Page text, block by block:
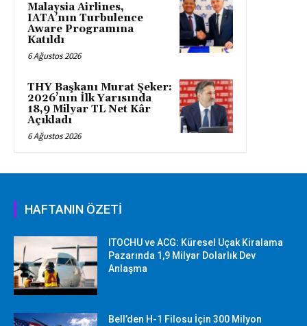
Malaysia Airlines,
IATA’nın Turbulence
Aware Programına
Katıldı
6 Ağustos 2026
THY Başkanı Murat Şeker:
2026’nın İlk Yarısında
18,9 Milyar TL Net Kâr
Açıkladı
6 Ağustos 2026
HAFTANIN ÖZETİ
ITOCHU ve ACG: Küresel Uçak Kiralama
Pazarında 1,9 Milyar Dolarlık Dev
Anlaşma
Bell’den H-1 Filosu İçin 300 Milyon